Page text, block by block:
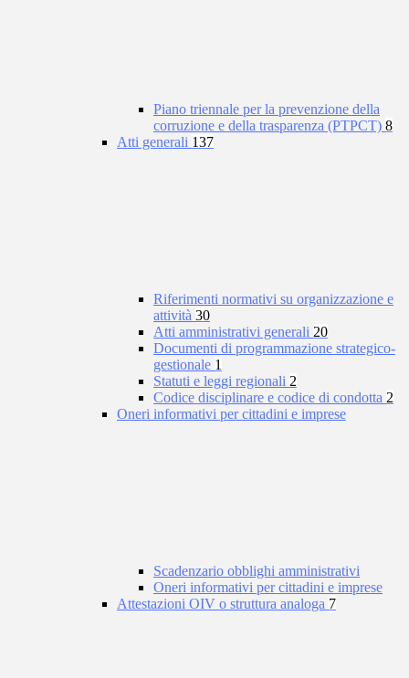
Piano triennale per la prevenzione della
corruzione e della trasparenza (PTPCT) 8
Atti generali 137
Riferimenti normativi su organizzazione e
attività 30
Atti amministrativi generali 20
Documenti di programmazione strategico-
gestionale 1
Statuti e leggi regionali 2
Codice disciplinare e codice di condotta 2
Oneri informativi per cittadini e imprese
Scadenzario obblighi amministrativi
Oneri informativi per cittadini e imprese
Attestazioni OIV o struttura analoga 7